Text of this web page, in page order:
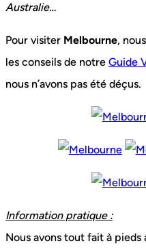
Australie…
Pour visiter Melbourne,
les conseils de notre Guide
nous n’avons pas été déçus.
Information pratique :
Nous avons tout fait à pieds